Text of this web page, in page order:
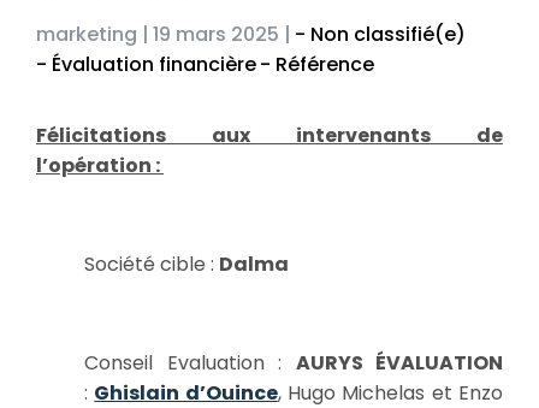
marketing | 19 mars 2025 | - Non classifié(e)
- Évaluation financière- Référence
Félicitations aux intervenants de
l’opération :
Société cible : Dalma
Conseil Evaluation : AURYS ÉVALUATION
: Ghislain d’Ouince, Hugo Michelas et Enzo